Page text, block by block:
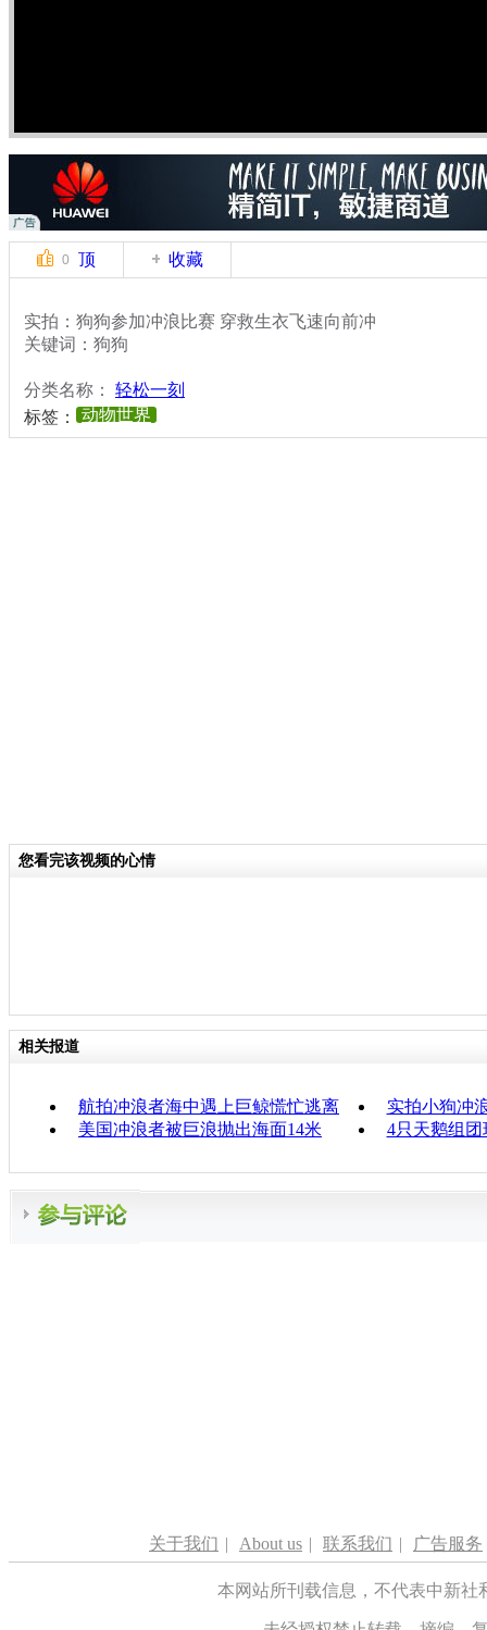
0 顶 收藏
实拍：狗狗参加冲浪比赛 穿救生衣飞速向前冲
关键词：狗狗
分类名称： 轻松一刻
标签：
动物世界
您看完该视频的心情
相关报道
航拍冲浪者海中遇上巨鲸慌忙逃离
实拍小狗冲
美国冲浪者被巨浪抛出海面14米
4只天鹅组团
关于我们 | About us | 联系我们 | 广告服务
本网站所刊载信息，不代表中新